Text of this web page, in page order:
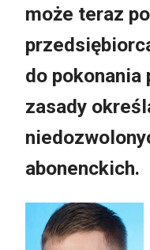
może teraz
do pokonania
zasady
abonenckich.